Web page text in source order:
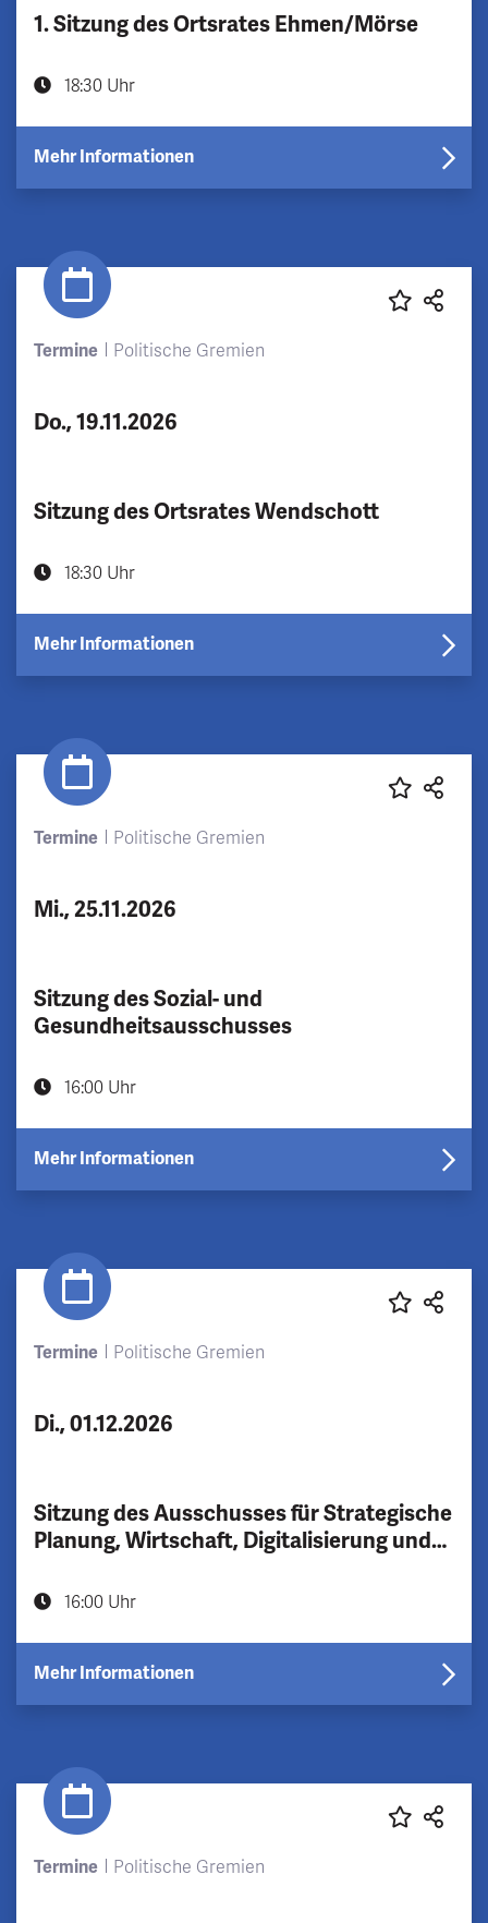
1. Sitzung des Ortsrates Ehmen/Mörse
18:30 Uhr
Mehr Informationen
Termine Politische Gremien
Do., 19.11.2026
Sitzung des Ortsrates Wendschott
18:30 Uhr
Mehr Informationen
Termine Politische Gremien
Mi., 25.11.2026
Sitzung des Sozial- und
Gesundheitsausschusses
16:00 Uhr
Mehr Informationen
Termine Politische Gremien
Di., 01.12.2026
Sitzung des Ausschusses für Strategische
Planung, Wirtschaft, Digitalisierung und
16:00 Uhr
Mehr Informationen
Termine Politische Gremien